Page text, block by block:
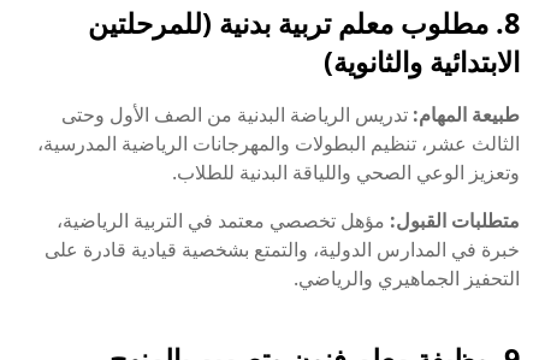
8. مطلوب معلم تربية بدنية (للمرحلتين
الابتدائية والثانوية)
طبيعة المهام: تدريس الرياضة البدنية من الصف الأول وحتى
الثالث عشر، تنظيم البطولات والمهرجانات الرياضية المدرسية،
وتعزيز الوعي الصحي واللياقة البدنية للطلاب.
متطلبات القبول: مؤهل تخصصي معتمد في التربية الرياضية،
خبرة في المدارس الدولية، والتمتع بشخصية قيادية قادرة على
التحفيز الجماهيري والرياضي.